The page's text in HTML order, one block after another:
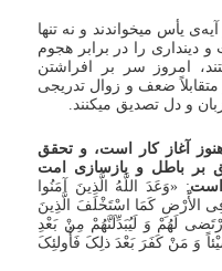
یأس میخواندند و نه تنها
دینداری را در برابر هجوم
امروز سر بر افراشتن
متقابلاً ضعف و زوال تدریجی
و دل تصدیق میکنند.
آغاز کار است، و تحقق
بر باطل و بازسازی امت
است: «وَعَدَ اللَّهُ الَّذِینَ آمَنُوا
الأَْرْضِ کَمَا اسْتَخْلَفَ الَّذِینَ
لَهُمْ وَ لَیُبَدِّلَنَّهُمْ مِنْ بَعْدِ
وَ مَنْ کَفَرَ بَعْدَ ذلِکَ فَأُولئِکَ